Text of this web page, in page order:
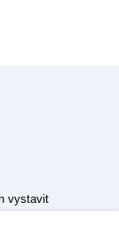
vystavit